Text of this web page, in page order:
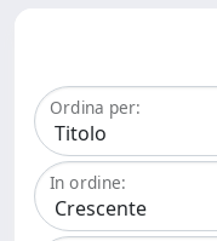
Ordina per:
In ordine: